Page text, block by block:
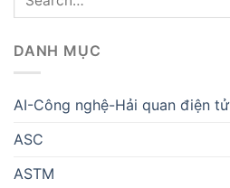
DANH MỤC
AI-Công nghệ-Hải quan điện tử
ASC
ASTM